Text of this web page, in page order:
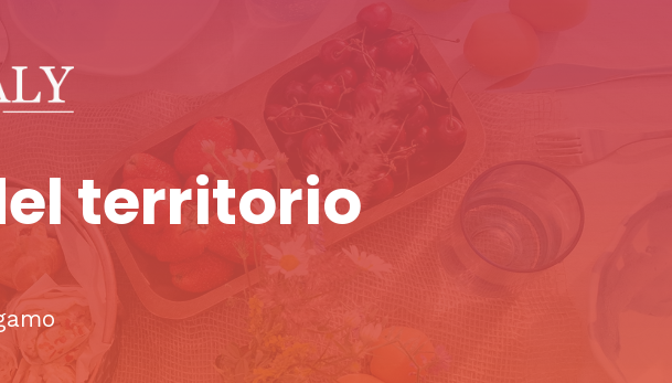
territorio